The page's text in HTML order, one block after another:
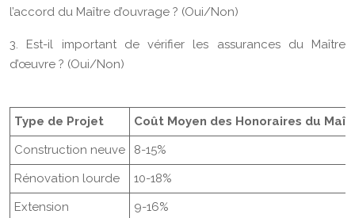
l’accord du Maître d’ouvrage ? (Oui/Non)
3. Est-il important de vérifier les assurances du Maître
d’œuvre ? (Oui/Non)
Type de Projet
Coût Moyen des Honoraires du
Construction neuve
8-15%
Rénovation lourde
10-18%
Extension
9-16%